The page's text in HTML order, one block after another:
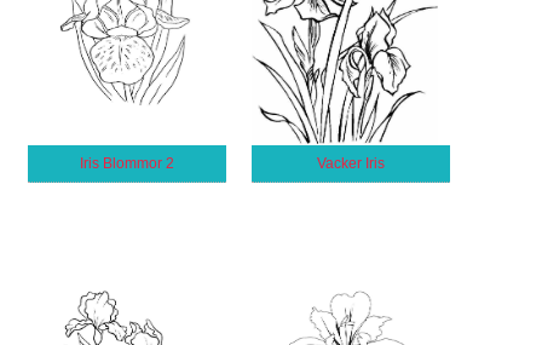
Iris Blommor 2 Vacker Iris